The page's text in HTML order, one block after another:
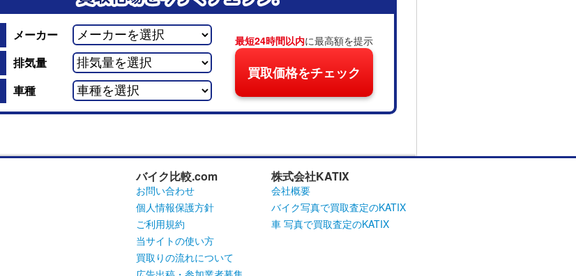
メーカー
排気量
車種
最短24時間以内に最高額を提示
買取価格をチェック
バイク比較.com
お問い合わせ
個人情報保護方針
ご利用規約
当サイトの使い方
買取りの流れについて
株式会社KATIX
会社概要
バイク写真で買取査定のKATIX
車 写真で買取査定のKATIX